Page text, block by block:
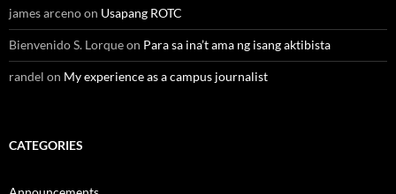
james arcenoon Usapang ROTC
Bienvenido S. Lorqueon Para sa ina’t ama ng isang aktibista
randel on My experience as a campus journalist
CATEGORIES